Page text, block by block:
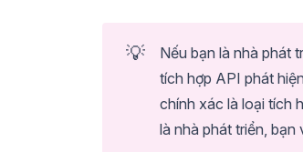
💡
Nếu bạn là nhà phát
tích hợp API phát
chính xác là loại tích
là nhà phát triển,